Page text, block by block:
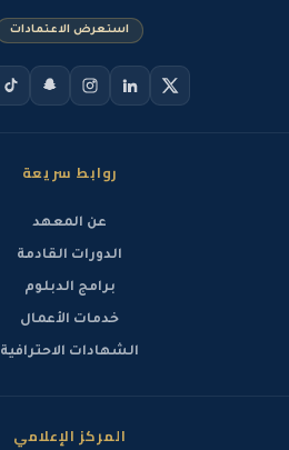
استعرض الاعتمادات
روابط سريعة
عن المعهد
الدورات القادمة
برامج الدبلوم
خدمات الأعمال
الشهادات الاحترافية
المركز الإعلامي